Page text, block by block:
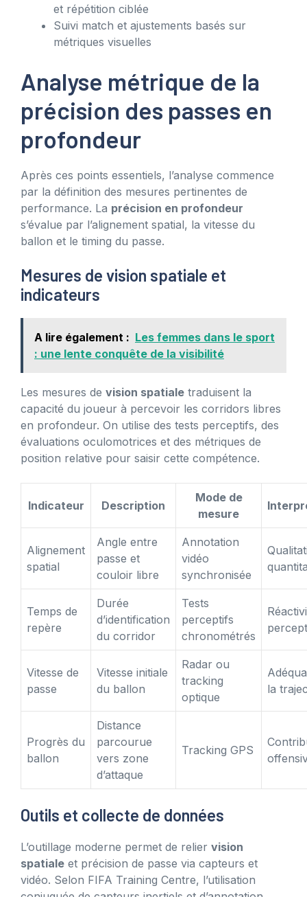
et répétition ciblée
Suivi match et ajustements basés sur
métriques visuelles
Analyse métrique de la
précision des passes en
profondeur
Après ces points essentiels, l’analyse commence
par la définition des mesures pertinentes de
performance. La précision en profondeur
s’évalue par l’alignement spatial, la vitesse du
ballon et le timing du passe.
Mesures de vision spatiale et
indicateurs
A lire également : Les femmes dans le sport
: une lente conquête de la visibilité
Les mesures de vision spatiale traduisent la
capacité du joueur à percevoir les corridors libres
en profondeur. On utilise des tests perceptifs, des
évaluations oculomotrices et des métriques de
position relative pour saisir cette compétence.
Indicateur Description
Mode de
mesure
Alignement
spatial
Angle entre
passe et
couloir libre
Annotation
vidéo
synchronisée
Temps de
repère
Durée
d’identification
du corridor
Tests
perceptifs
chronométrés
Vitesse de
passe
Vitesse initiale
du ballon
Radar ou
tracking
optique
la
Progrès du
ballon
Distance
parcourue
vers zone
d’attaque
Tracking GPS
Outils et collecte de données
L’outillage moderne permet de relier vision
spatiale et précision de passe via capteurs et
vidéo. Selon FIFA Training Centre, l’utilisation